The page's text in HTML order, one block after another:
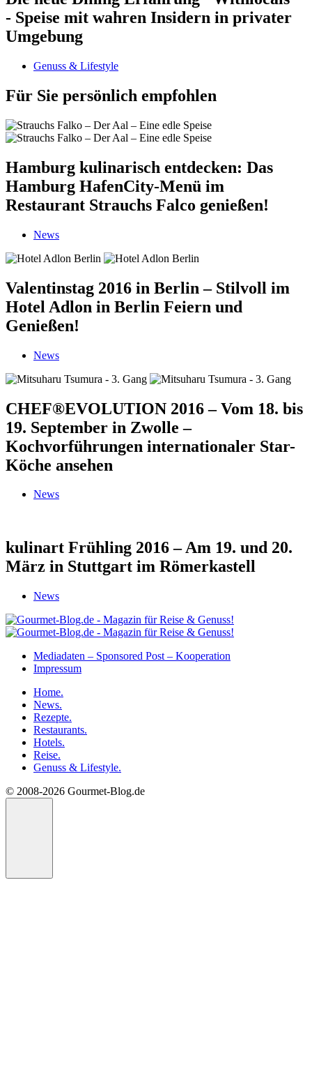
- Speise mit wahren Insidern in privater
Umgebung
Genuss & Lifestyle
Für Sie persönlich empfohlen
Hamburg kulinarisch entdecken: Das
Hamburg HafenCity-Menü im
Restaurant Strauchs Falco genießen!
News
Valentinstag 2016 in Berlin – Stilvoll im
Hotel Adlon in Berlin Feiern und
Genießen!
News
CHEF®EVOLUTION 2016 – Vom 18. bis
19. September in Zwolle –
Kochvorführungen internationaler Star-
Köche ansehen
News
kulinart Frühling 2016 – Am 19. und 20.
März in Stuttgart im Römerkastell
News
Mediadaten – Sponsored Post – Kooperation
Impressum
Home.
News.
Rezepte.
Restaurants.
Hotels.
Reise.
Genuss & Lifestyle.
© 2008-2026 Gourmet-Blog.de